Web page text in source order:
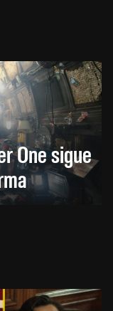
One sigue